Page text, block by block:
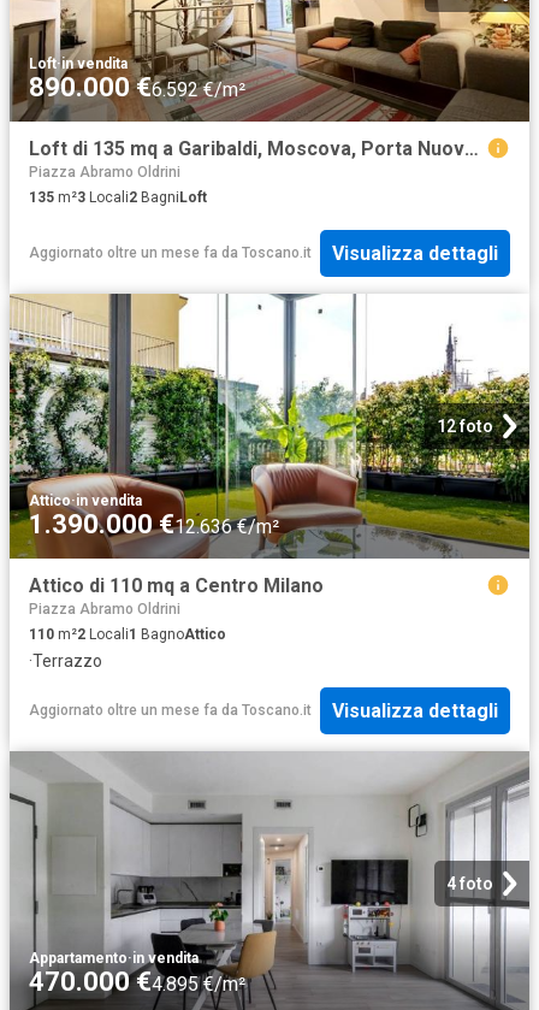
Loft·in vendita
890.000 €6.592 €/m²
Loft di 135 mq a Garibaldi, Moscova, Porta Nuova Milano
Piazza Abramo Oldrini
135 m²3 Locali2 BagniLoft
Aggiornato oltre un mese fa da Toscano.it Visualizza dettagli
12 foto
Attico·in vendita
1.390.000 €12.636 €/m²
Attico di 110 mq a Centro Milano
Piazza Abramo Oldrini
110 m²2 Locali1 BagnoAttico
·Terrazzo
Aggiornato oltre un mese fa da Toscano.it Visualizza dettagli
4 foto
Appartamento·in vendita
470.000 €4.895 €/m²